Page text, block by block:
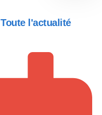
Toute l'actualité